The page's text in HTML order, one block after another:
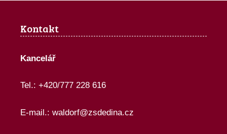
Kontakt
Kancelář
Tel.: +420/777 228 616
E-mail.: waldorf@zsdedina.cz